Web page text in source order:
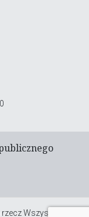
Wszystkich